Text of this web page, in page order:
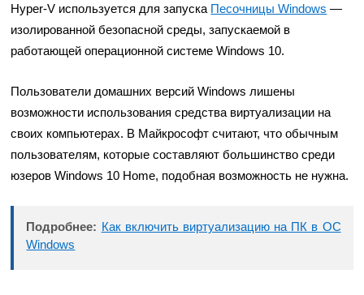
Hyper-V используется для запуска Песочницы Windows —
изолированной безопасной среды, запускаемой в
работающей операционной системе Windows 10.
Пользователи домашних версий Windows лишены
возможности использования средства виртуализации на
своих компьютерах. В Майкрософт считают, что обычным
пользователям, которые составляют большинство среди
юзеров Windows 10 Home, подобная возможность не нужна.
Подробнее: Как включить виртуализацию на ПК в ОС
Windows